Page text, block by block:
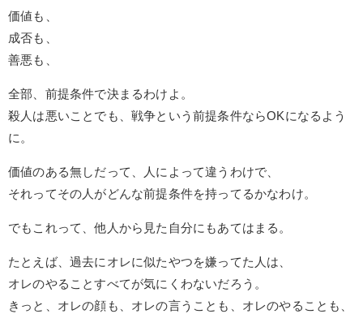
価値も、
成否も、
善悪も、
全部、前提条件で決まるわけよ。
殺人は悪いことでも、戦争という前提条件ならOKになるよう
に。
価値のある無しだって、人によって違うわけで、
それってその人がどんな前提条件を持ってるかなわけ。
でもこれって、他人から見た自分にもあてはまる。
たとえば、過去にオレに似たやつを嫌ってた人は、
オレのやることすべてが気にくわないだろう。
きっと、オレの顔も、オレの言うことも、オレのやることも、